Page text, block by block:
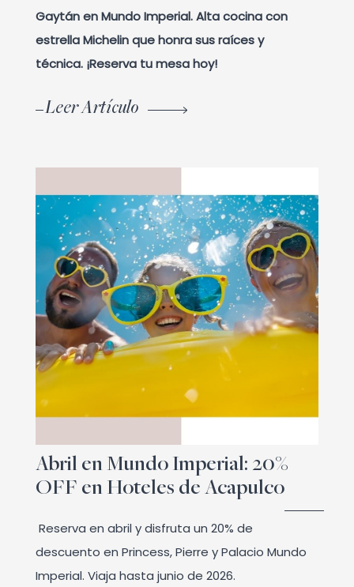
Gaytán en Mundo Imperial. Alta cocina con
estrella Michelin que honra sus raíces y
técnica. ¡Reserva tu mesa hoy!
Leer Artículo
Abril en Mundo Imperial: 20%
OFF en Hoteles de Acapulco
Reserva en abril y disfruta un 20% de
descuento en Princess, Pierre y Palacio Mundo
Imperial. Viaja hasta junio de 2026.